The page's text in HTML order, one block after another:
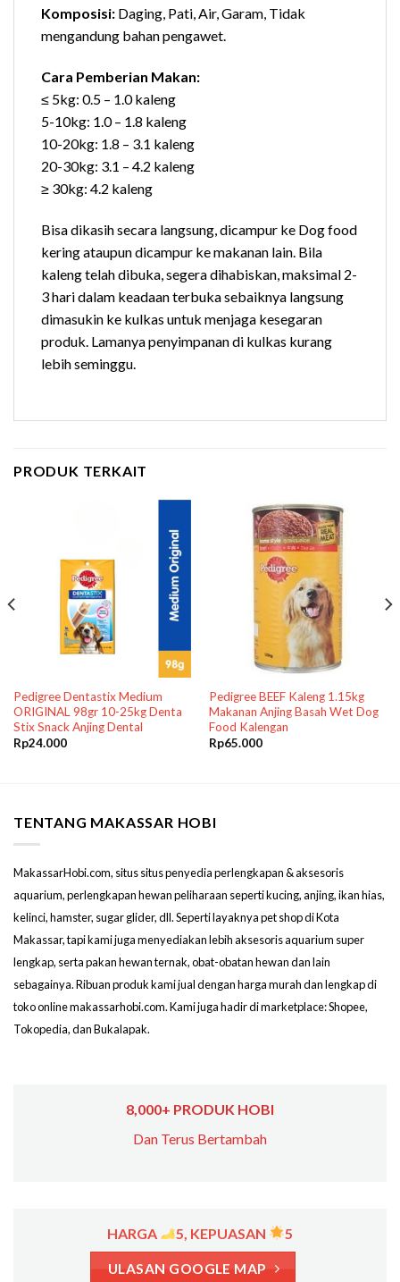
Komposisi: Daging, Pati, Air, Garam, Tidak
mengandung bahan pengawet.
Cara Pemberian Makan:
≤ 5kg: 0.5 – 1.0 kaleng
5-10kg: 1.0 – 1.8 kaleng
10-20kg: 1.8 – 3.1 kaleng
20-30kg: 3.1 – 4.2 kaleng
≥ 30kg: 4.2 kaleng
Bisa dikasih secara langsung, dicampur ke Dog food
kering ataupun dicampur ke makanan lain. Bila
kaleng telah dibuka, segera dihabiskan, maksimal 2-
3 hari dalam keadaan terbuka sebaiknya langsung
dimasukin ke kulkas untuk menjaga kesegaran
produk. Lamanya penyimpanan di kulkas kurang
lebih seminggu.
PRODUK TERKAIT
Pedigree Dentastix Medium
ORIGINAL 98gr 10-25kg Denta
Stix Snack Anjing Dental
Rp24.000
Pedigree BEEF Kaleng 1.15kg
Makanan Anjing Basah Wet Dog
Food Kalengan
Rp65.000
TENTANG MAKASSAR HOBI
MakassarHobi.com, situs situs penyedia perlengkapan & aksesoris
aquarium, perlengkapan hewan peliharaan seperti kucing, anjing, ikan hias,
kelinci, hamster, sugar glider, dll. Seperti layaknya pet shop di Kota
Makassar, tapi kami juga menyediakan lebih aksesoris aquarium super
lengkap, serta pakan hewan ternak, obat-obatan hewan dan lain
sebagainya. Ribuan produk kami jual dengan harga murah dan lengkap di
toko online makassarhobi.com. Kami juga hadir di marketplace: Shopee,
Tokopedia, dan Bukalapak.
8,000+ PRODUK HOBI
Dan Terus Bertambah
HARGA 5, KEPUASAN 5
ULASAN GOOGLE MAP